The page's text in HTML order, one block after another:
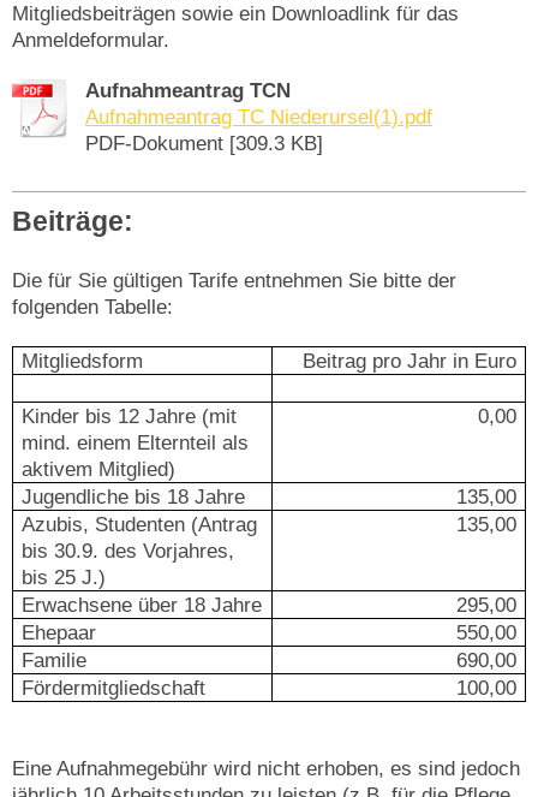
Mitgliedsbeiträgen sowie ein Downloadlink für das
Anmeldeformular.
Aufnahmeantrag TCN
Aufnahmeantrag TC Niederursel(1).pdf
PDF-Dokument [309.3 KB]
Beiträge:
Die für Sie gültigen Tarife entnehmen Sie bitte der
folgenden Tabelle:
Mitgliedsform Beitrag pro Jahr in Euro
Kinder bis 12 Jahre (mit
mind. einem Elternteil als
aktivem Mitglied)
0,00
Jugendliche bis 18 Jahre
135,00
Azubis, Studenten (Antrag
bis 30.9. des Vorjahres,
bis 25 J.)
135,00
Erwachsene über 18 Jahre
295,00
Ehepaar
550,00
Familie
690,00
Fördermitgliedschaft
100,00
Eine Aufnahmegebühr wird nicht erhoben, es sind jedoch